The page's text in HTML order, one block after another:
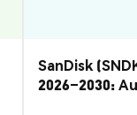
SanDisk
2026–2030: